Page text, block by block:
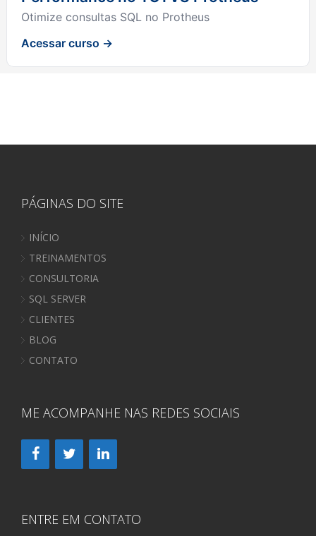
Otimize consultas SQL no Protheus
Acessar curso →
PÁGINAS DO SITE
INÍCIO
TREINAMENTOS
CONSULTORIA
SQL SERVER
CLIENTES
BLOG
CONTATO
ME ACOMPANHE NAS REDES SOCIAIS
ENTRE EM CONTATO